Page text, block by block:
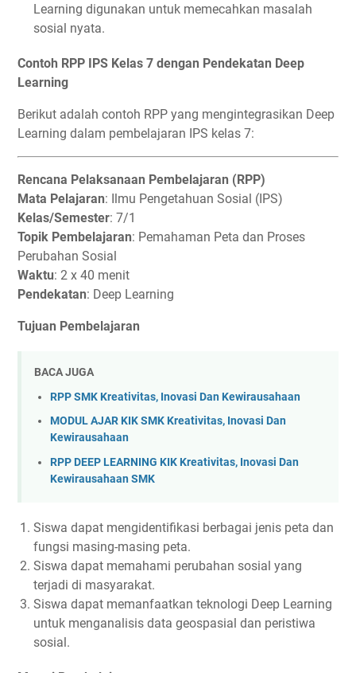
Learning digunakan untuk memecahkan masalah
sosial nyata.
Contoh RPP IPS Kelas 7 dengan Pendekatan Deep
Learning
Berikut adalah contoh RPP yang mengintegrasikan Deep
Learning dalam pembelajaran IPS kelas 7:
Rencana Pelaksanaan Pembelajaran (RPP)
Mata Pelajaran: Ilmu Pengetahuan Sosial (IPS)
Kelas/Semester: 7/1
Topik Pembelajaran: Pemahaman Peta dan Proses
Perubahan Sosial
Waktu: 2 x 40 menit
Pendekatan: Deep Learning
Tujuan Pembelajaran
BACA JUGA
RPP SMK Kreativitas, Inovasi Dan Kewirausahaan
MODUL AJAR KIK SMK Kreativitas, Inovasi Dan
Kewirausahaan
RPP DEEP LEARNING KIK Kreativitas, Inovasi Dan
Kewirausahaan SMK
Siswa dapat mengidentifikasi berbagai jenis peta dan
fungsi masing-masing peta.
Siswa dapat memahami perubahan sosial yang
terjadi di masyarakat.
Siswa dapat memanfaatkan teknologi Deep Learning
untuk menganalisis data geospasial dan peristiwa
sosial.